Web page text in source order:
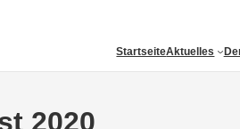
StartseiteAktuelles
2020